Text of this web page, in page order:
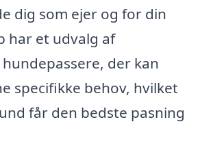
dig som ejer og for din
har et udvalg af
der kan
specifikke behov, hvilket
får den bedste pasning